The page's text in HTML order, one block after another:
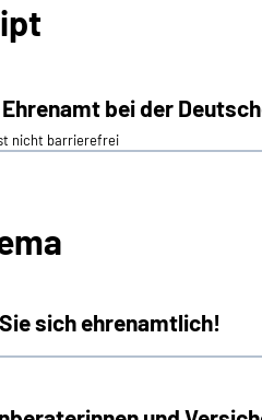
bei der
nicht barrierefrei
sich ehrenamtlich!